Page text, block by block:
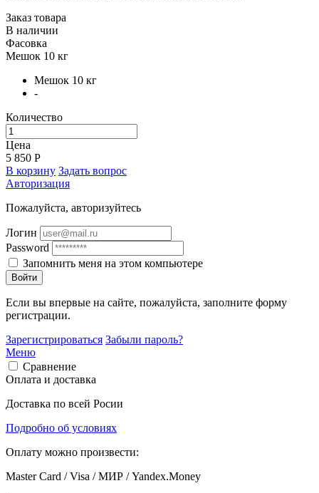
Заказ товара
В наличии
Фасовка
Мешок 10 кг
Мешок 10 кг
-
Количество
Цена
5 850 Р
В корзину Задать вопрос
Авторизация
Пожалуйста, авторизуйтесь
Логин
Password
Запомнить меня на этом компьютере
Войти
Если вы впервые на сайте, пожалуйста, заполните форму
регистрации.
Зарегистрироваться Забыли пароль?
Меню
Сравнение
Оплата и доставка
Доставка по всей Росии
Подробно об условиях
Оплату можно произвести:
Master Card / Visa / МИР / Yandex.Money